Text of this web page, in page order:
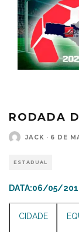
RODADA
JACK · 6 DE
ESTADUAL
DATA:06/05/
CIDADE